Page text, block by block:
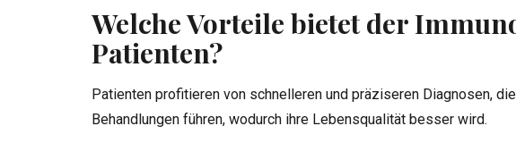
Welche Vorteile bietet der
Patienten?
Patienten profitieren von schnelleren und präziseren Diagnosen,
Behandlungen führen, wodurch ihre Lebensqualität besser wird.